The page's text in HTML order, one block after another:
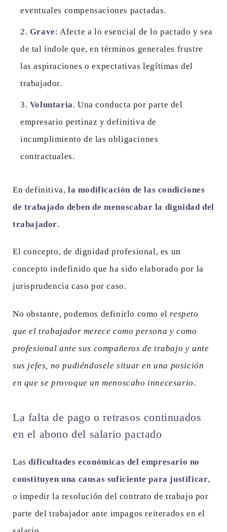
eventuales compensaciones pactadas.
Grave: Afecte a lo esencial de lo pactado y sea
de tal índole que, en términos generales frustre
las aspiraciones o expectativas legítimas del
trabajador.
Voluntaria. Una conducta por parte del
empresario pertinaz y definitiva de
incumplimiento de las obligaciones
contractuales.
En definitiva, la modificación de las condiciones
de trabajado deben de menoscabar la dignidad del
trabajador.
El concepto, de dignidad profesional, es un
concepto indefinido que ha sido elaborado por la
jurisprudencia caso por caso.
No obstante, podemos definirlo como elrespeto
que el trabajador merece como persona y como
profesional ante sus compañeros de trabajo y ante
sus jefes, no pudiéndosele situar en una posición
en que se provoque un menoscabo innecesario.
La falta de pago o retrasos continuados
en el abono del salario pactado
Lasdificultades económicas del empresario no
constituyen una causas suficiente para justificar,
o impedir la resolución del contrato de trabajo por
parte del trabajador ante impagos reiterados en el